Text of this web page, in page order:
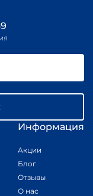
Информация
Акции
Блог
Отзывы
О нас